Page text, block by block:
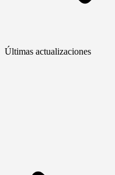
Últimas actualizaciones